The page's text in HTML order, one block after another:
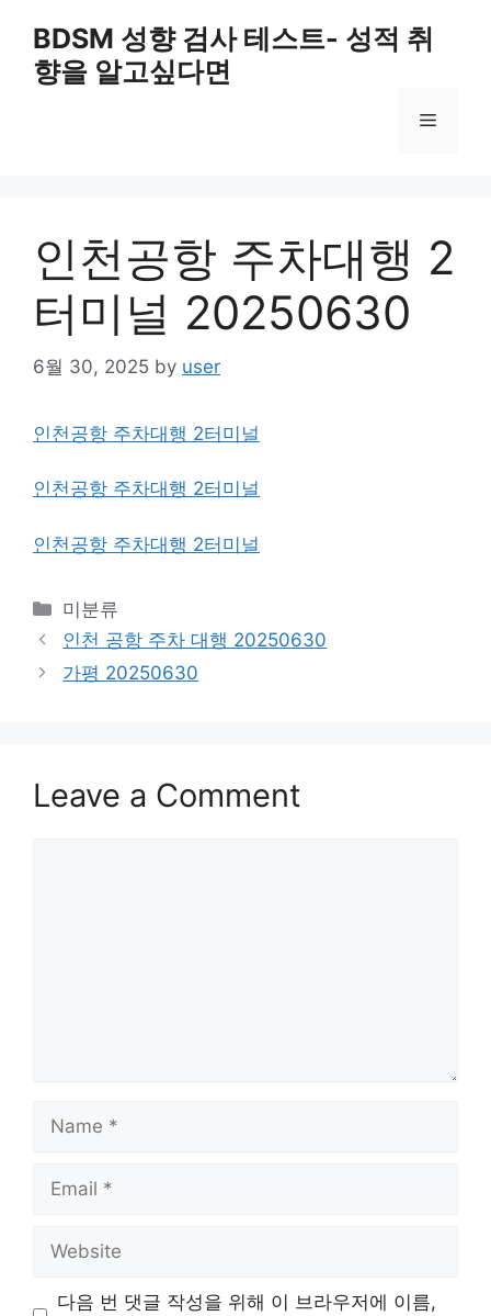
content
BDSM 성향 검사 테스트- 성적 취
향을 알고싶다면
Menu
인천공항 주차대행 2
터미널 20250630
6월 30, 2025 by user
인천공항 주차대행 2터미널
인천공항 주차대행 2터미널
인천공항 주차대행 2터미널
Categories
미분류
인천 공항 주차 대행 20250630
가평 20250630
Leave a Comment
다음 번 댓글 작성을 위해 이 브라우저에 이름,